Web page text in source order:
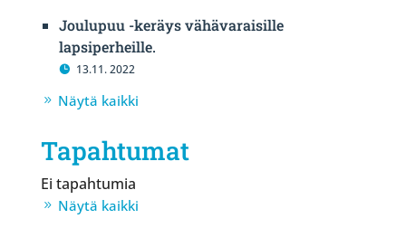
Joulupuu -keräys vähävaraisille
lapsiperheille.
13.11. 2022
Näytä kaikki
Tapahtumat
Ei tapahtumia
Näytä kaikki